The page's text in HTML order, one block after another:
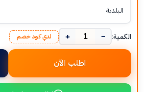
الكمية: −
+ لدي كود خصم
اطلب الآن